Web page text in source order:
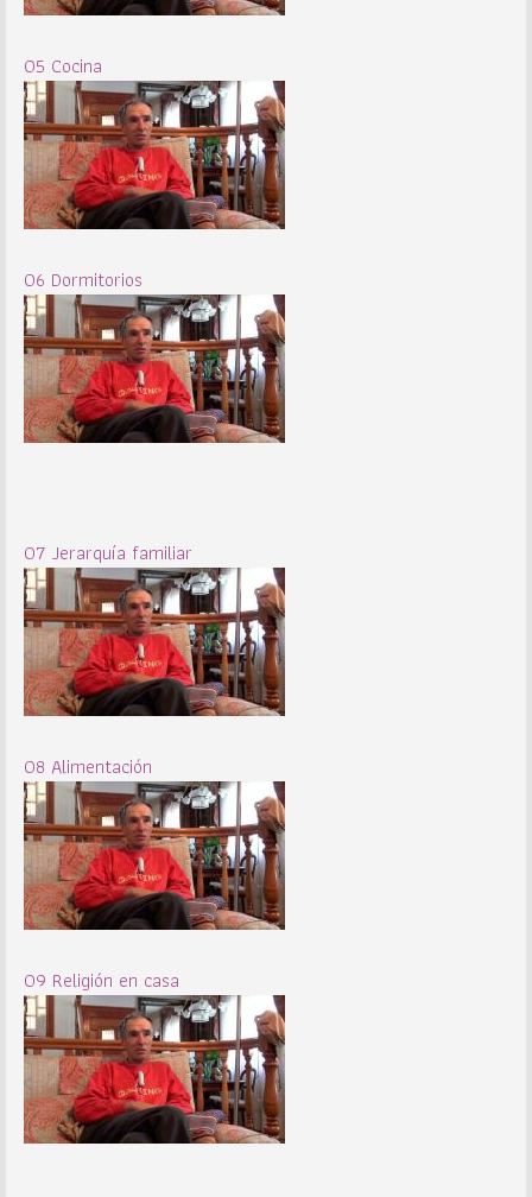
05 Cocina
06 Dormitorios
07 Jerarquía familiar
08 Alimentación
09 Religión en casa